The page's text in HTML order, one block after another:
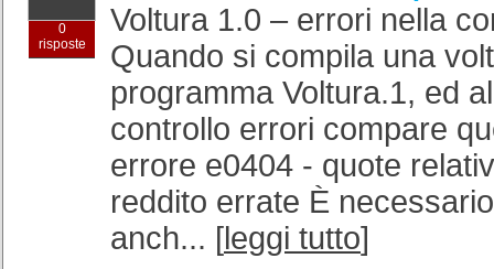
0
risposte
Voltura 1.0 – errori nella
Quando si compila una
programma Voltura.1, ed
controllo errori compare
errore e0404 - quote
reddito errate È
anch... [leggi tutto]